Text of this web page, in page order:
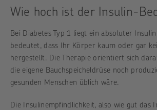
Wie hoch ist der Insulin-
Bei Diabetes Typ 1 liegt ein absoluter
bedeutet, dass Ihr Körper kaum oder gar
hergestellt. Die Therapie orientiert sich
die eigene Bauchspeicheldrüse noch
gesunden Menschen üblich wäre.
Die Insulinempfindlichkeit, also wie gut das